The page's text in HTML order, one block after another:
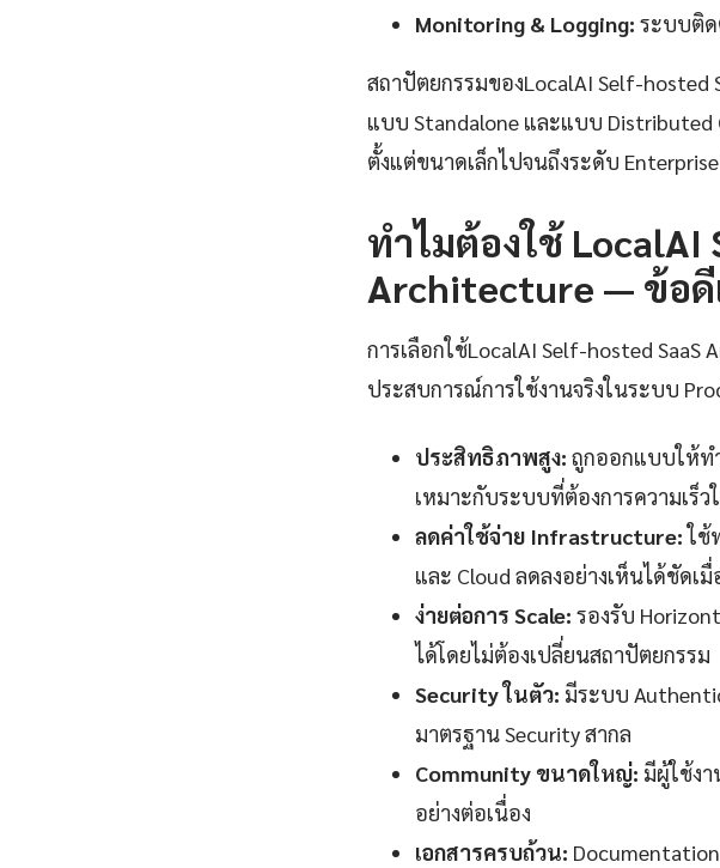
Monitoring & Logging: ระบบติ
สถาปัตยกรรมของLocalAI Self-
แบบ Standalone และแบบ Distributed
ตั้งแต่ขนาดเล็กไปจนถึงระดับ
ทำไมต้องใช้ LocalAI
Architecture — ข้อดี
การเลือกใช้LocalAI Self-hosted
ประสบการณ์การใช้งานจริงในระบบ
ประสิทธิภาพสูง: ถูกออกแบบให้ทำ
เหมาะกับระบบที่ต้องการความเร็ว
ลดค่าใช้จ่าย Infrastructure:ใช้
และ Cloud ลดลงอย่างเห็นได้ชัดเ
ง่ายต่อการ Scale: รองรับ
ได้โดยไม่ต้องเปลี่ยนสถาปัตยกรรม
Security ในตัว: มีระบบ
มาตรฐาน Security สากล
Community ขนาดใหญ่: มีผู้ใช้ง
อย่างต่อเนื่อง
เอกสารครบถ้วน: